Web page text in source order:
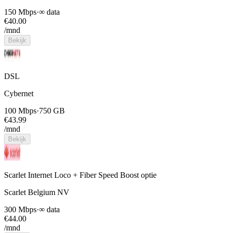
150 Mbps·∞ data
€40.00
/mnd
Bekijk
DSL
Cybernet
100 Mbps·750 GB
€43.99
/mnd
Bekijk
Scarlet Internet Loco + Fiber Speed Boost optie
Scarlet Belgium NV
300 Mbps·∞ data
€44.00
/mnd